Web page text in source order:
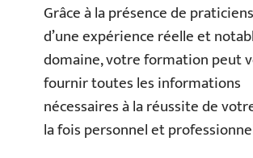
Grâce à la présence de
d’une expérience réelle et
domaine, votre formation peut
fournir toutes les informations
nécessaires à la réussite de
la fois personnel et